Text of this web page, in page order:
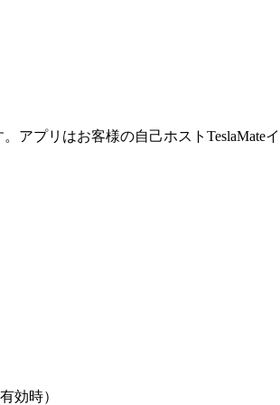
アプリはお客様の自己ホスト
効時）